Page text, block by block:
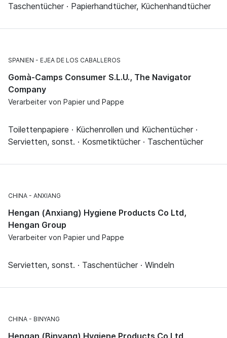
Taschentücher · Papierhandtücher, Küchenhandtücher
SPANIEN EJEA DE LOS CABALLEROS
Gomà-Camps Consumer S.L.U., The Navigator
Company
Verarbeiter von Papier und Pappe
Toilettenpapiere · Küchenrollen und Küchentücher ·
Servietten, sonst. · Kosmetiktücher · Taschentücher
CHINA ANXIANG
Hengan (Anxiang) Hygiene Products Co Ltd,
Hengan Group
Verarbeiter von Papier und Pappe
Servietten, sonst. · Taschentücher · Windeln
CHINA BINYANG
Hengan (Binyang) Hygiene Products Co Ltd,